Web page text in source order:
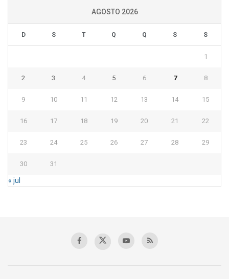
AGOSTO 2026
D S T Q Q S S
1
2 3 4 5 6 7 8
9 10 11 12 13 14 15
16 17 18 19 20 21 22
23 24 25 26 27 28 29
30 31
« jul